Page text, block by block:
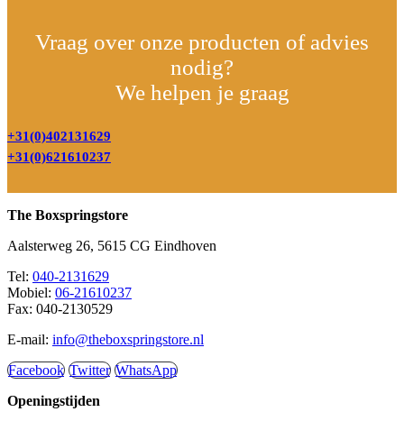
Vraag over onze producten of advies
nodig?
We helpen je graag
+31(0)402131629
+31(0)621610237
The Boxspringstore
Aalsterweg 26, 5615 CG Eindhoven
Tel: 040-2131629
Mobiel: 06-21610237
Fax: 040-2130529
E-mail: info@theboxspringstore.nl
Facebook Twitter WhatsApp
Openingstijden